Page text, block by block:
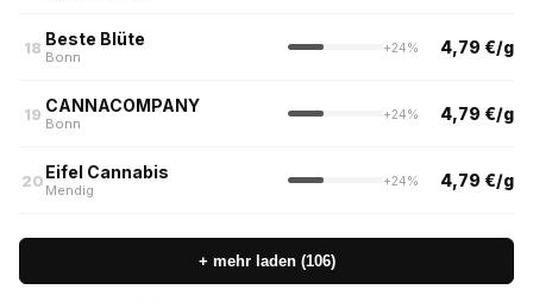
18 Beste Blüte
Bonn
+24% 4,79 €/g
19 CANNACOMPANY
Bonn
+24% 4,79 €/g
20Eifel Cannabis
Mendig
+24% 4,79 €/g
+ mehr laden (106)